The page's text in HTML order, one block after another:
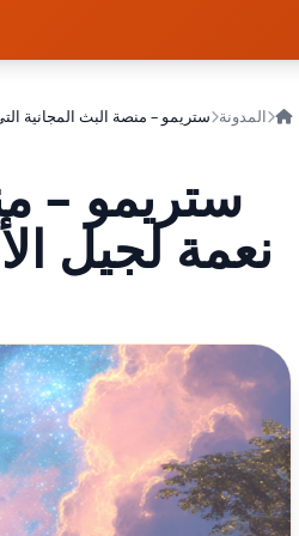
المدونة
ستريمو –
نعمة لجيل